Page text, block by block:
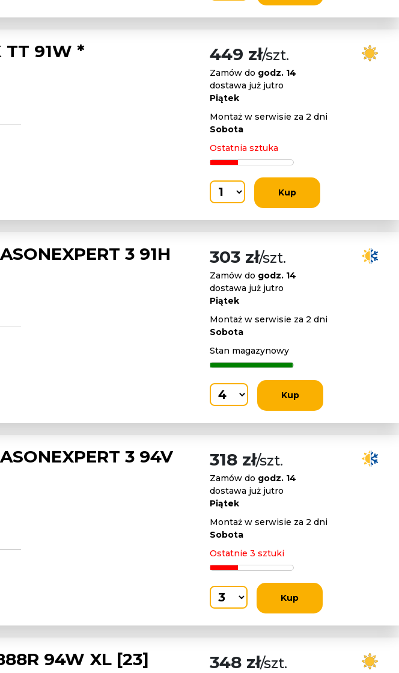
TT 91W * 449 zł/szt.
Zamów do godz. 14
dostawa już jutro
Piątek
Montaż w serwisie za 2 dni
Sobota
Ostatnia sztuka
Kup
3 91H 303 zł/szt.
Zamów do godz. 14
dostawa już jutro
Piątek
Montaż w serwisie za 2 dni
Sobota
Stan magazynowy
Kup
3 94V
318 zł/szt.
Zamów do godz. 14
dostawa już jutro
Piątek
Montaż w serwisie za 2 dni
Sobota
Ostatnie 3 sztuki
Kup
94W XL [23] 348 zł/szt.